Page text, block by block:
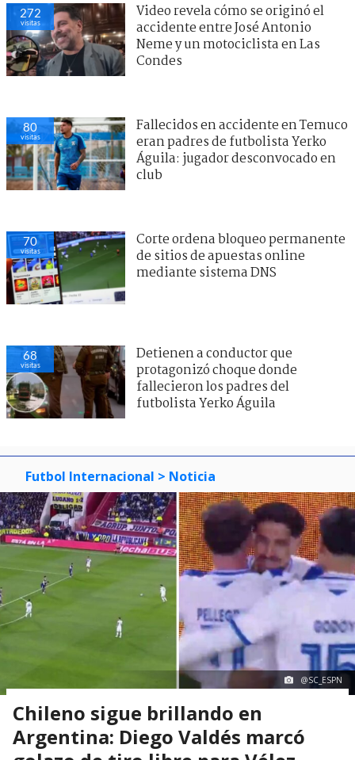
272
visitas
Video revela cómo se originó el
accidente entre José Antonio
Neme y un motociclista en Las
Condes
80
visitas
Fallecidos en accidente en Temuco
eran padres de futbolista Yerko
Águila: jugador desconvocado en
club
70
visitas
Corte ordena bloqueo permanente
de sitios de apuestas online
mediante sistema DNS
68
visitas
Detienen a conductor que
protagonizó choque donde
fallecieron los padres del
futbolista Yerko Águila
Futbol Internacional > Noticia
@SC_ESPN
Chileno sigue brillando en
Argentina: Diego Valdés marcó